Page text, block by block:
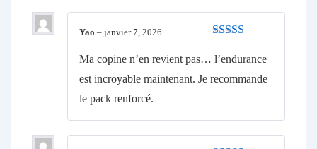
5
Yao – janvier 7, 2026
Ma copine n’en revient pas… l’endurance
est incroyable maintenant. Je recommande
le pack renforcé.